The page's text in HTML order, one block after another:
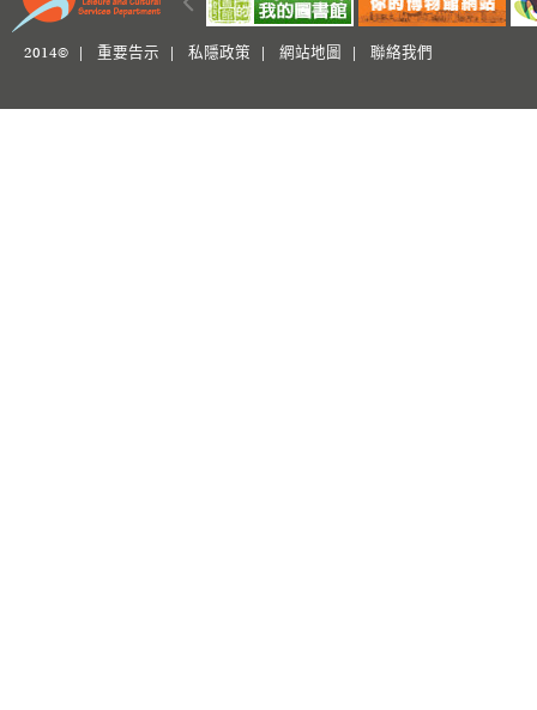
2014© | 重要告示 私隱政策 網站地圖 聯絡我們